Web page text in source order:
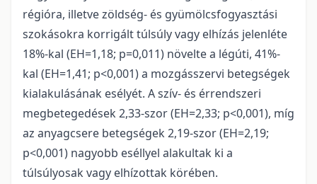
régióra, illetve zöldség- és gyümölcsfogyasztási
szokásokra korrigált túlsúly vagy elhízás jelenléte
18%-kal (EH=1,18; p=0,011) növelte a légúti, 41%-
kal (EH=1,41; p<0,001) a mozgásszervi betegségek
kialakulásának esélyét. A szív- és érrendszeri
megbetegedések 2,33-szor (EH=2,33; p<0,001), míg
az anyagcsere betegségek 2,19-szor (EH=2,19;
p<0,001) nagyobb eséllyel alakultak ki a
túlsúlyosak vagy elhízottak körében.